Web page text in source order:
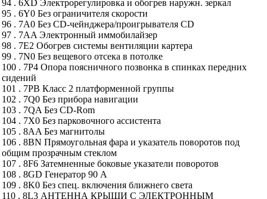
94 . 6XD Электрорегулировка и обогрев наружн. зеркал
95 . 6Y0 Без ограничителя скорости
96 . 7A0 Без CD-чейнджера/проигрывателя CD
97 . 7AA Электронный иммобилайзер
98 . 7E2 Обогрев системы вентиляции картера
99 . 7N0 Без вещевого отсека в потолке
100 . 7P4 Опора поясничного позвонка в спинках передних
сидений
101 . 7PB Класс 2 платформенной группы
102 . 7Q0 Без прибора навигации
103 . 7QA Без CD-Rom
104 . 7X0 Без парковочного ассистента
105 . 8AA Без магнитолы
106 . 8BN Прямоугольная фара и указатель поворотов под
общим прозрачным стеклом
107 . 8F6 Затемненные боковые указатели поворотов
108 . 8GD Генератор 90 А
109 . 8K0 Без спец. включения ближнего света
110 . 8L3 АНТЕННА КРЫШИ С ЭЛЕКТРОННЫМ